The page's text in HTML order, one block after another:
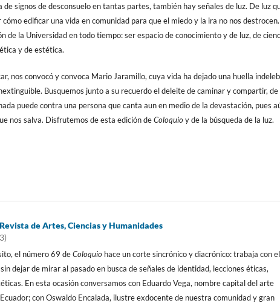
de signos de desconsuelo en tantas partes, también hay señales de luz. De luz
edificar una vida en comunidad para que el miedo y la ira no nos
de la Universidad en todo tiempo: ser espacio de conocimiento y de luz, de
y de estética.
nos convocó y convoca Mario Jaramillo, cuya vida ha dejado una huella
Busquemos junto a su recuerdo el deleite de caminar y compartir, de
puede contra una persona que canta aun en medio de la devastación, pues
nos salva. Disfrutemos de esta edición deColoquioy de la búsqueda de la luz.
de Artes, Ciencias y Humanidades
el número 69 deColoquio hace un corte sincrónico y diacrónico: trabaja con el
dejar de mirar al pasado en busca de señales de identidad, lecciones éticas,
En esta ocasión conversamos con Eduardo Vega, nombre capital del arte
con Oswaldo Encalada, ilustre exdocente de nuestra comunidad y gran